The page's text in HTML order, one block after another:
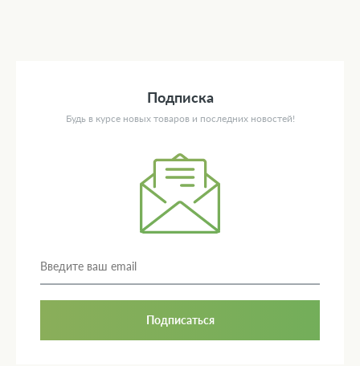
Подписка
Будь в курсе новых товаров и последних новостей!
Подписаться